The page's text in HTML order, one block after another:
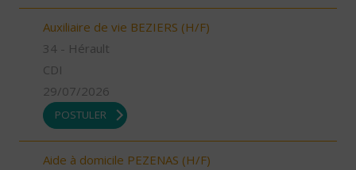
Auxiliaire de vie BEZIERS (H/F)
34 - Hérault
CDI
29/07/2026
POSTULER
Aide à domicile PEZENAS (H/F)